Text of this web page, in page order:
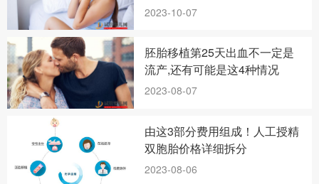
2023-10-07
胚胎移植第25天出血不一定是
流产,还有可能是这4种情况
2023-08-07
由这3部分费用组成！人工授精
双胞胎价格详细拆分
2023-08-06